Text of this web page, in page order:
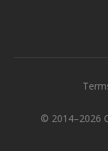
© 2014–2026